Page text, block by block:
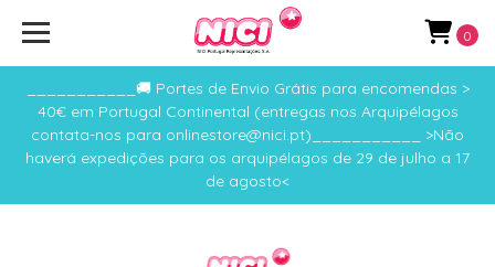
___________🚚 Portes de Envio Grátis para encomendas >
40€ em Portugal Continental (entregas nos Arquipélagos
contata-nos para onlinestore@nici.pt)___________ >Não
haverá expedições para os arquipélagos de 29 de julho a 17
de agosto<
0